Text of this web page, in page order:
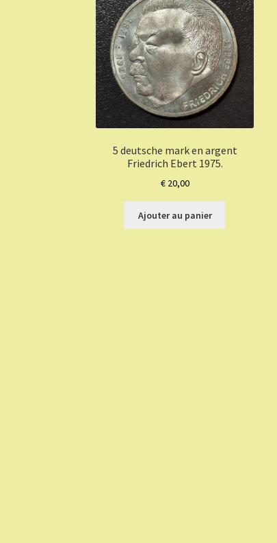
5 deutsche mark en argent
Friedrich Ebert 1975.
€20,00
Ajouter au panier